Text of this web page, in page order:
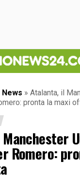
» Atalanta, il
pronta la maxi
Romero: